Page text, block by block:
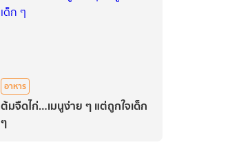
อาหาร
ต้มจืดไก่…เมนูง่าย ๆ แต่ถูกใจเด็ก
ๆ